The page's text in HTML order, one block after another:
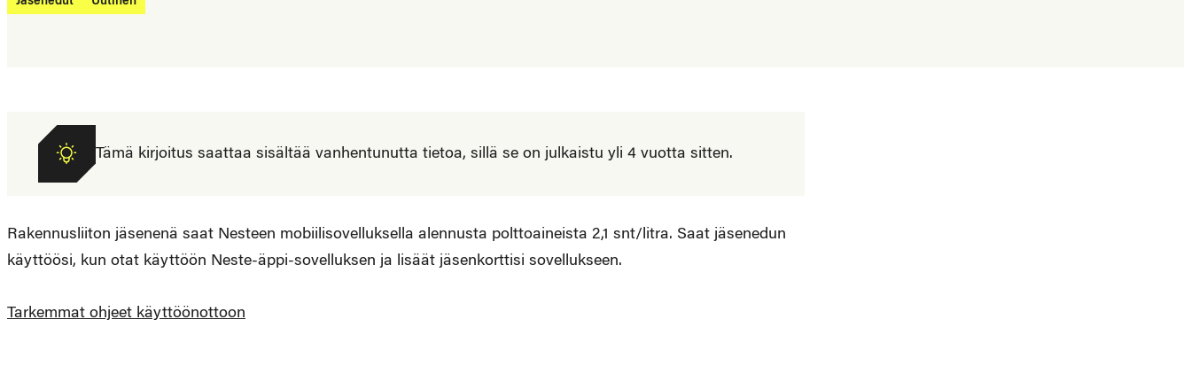
Tämä kirjoitus saattaa sisältää vanhentunutta tietoa, sillä se on julkaistu yli 4 vuotta sitten.
Rakennusliiton jäsenenä saat Nesteen mobiilisovelluksella alennusta polttoaineista 2,1 snt/litra. Saat jäsenedun
käyttöösi, kun otat käyttöön Neste-äppi-sovelluksen ja lisäät jäsenkorttisi sovellukseen.
Tarkemmat ohjeet käyttöönottoon